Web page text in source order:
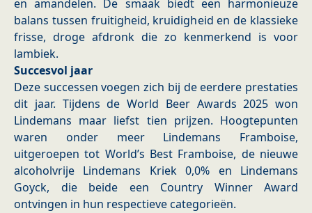
en amandelen. De smaak biedt een harmonieuze
balans tussen fruitigheid, kruidigheid en de klassieke
frisse, droge afdronk die zo kenmerkend is voor
lambiek.
Succesvol jaar
Deze successen voegen zich bij de eerdere prestaties
dit jaar. Tijdens de World Beer Awards 2025 won
Lindemans maar liefst tien prijzen. Hoogtepunten
waren onder meer Lindemans Framboise,
uitgeroepen tot World’s Best Framboise, de nieuwe
alcoholvrije Lindemans Kriek 0,0% en Lindemans
Goyck, die beide een Country Winner Award
ontvingen in hun respectieve categorieën.